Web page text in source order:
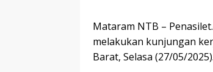
Mataram NTB –
melakukan kunjungan
Barat, Selasa (27/05/2025).